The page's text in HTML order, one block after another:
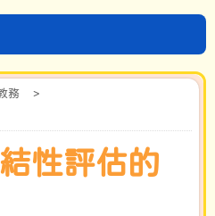
務
>
性評估的